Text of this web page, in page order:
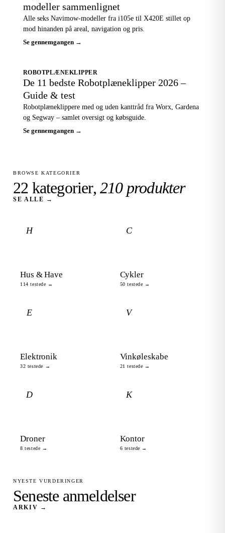
modeller sammenlignet
Alle seks Navimow-modeller fra i105e til X420E stillet op
mod hinanden på areal, navigation og pris.
Se gennemgangen →
ROBOTPLÆNEKLIPPER
De 11 bedste Robotplæneklipper 2026 –
Guide & test
Robotplæneklippere med og uden kanttråd fra Worx, Gardena
og Segway – samlet oversigt og købsguide.
Se gennemgangen →
BROWSE KATEGORIER
22 kategorier, 210 produkter
SE ALLE →
H
Hus & Have
114 testede →
C
Cykler
50 testede →
E
Elektronik
32 testede →
V
Vinkøleskabe
21 testede →
D
Droner
8 testede →
K
Kontor
6 testede →
NYESTE VURDERINGER
Seneste anmeldelser
ARKIV →